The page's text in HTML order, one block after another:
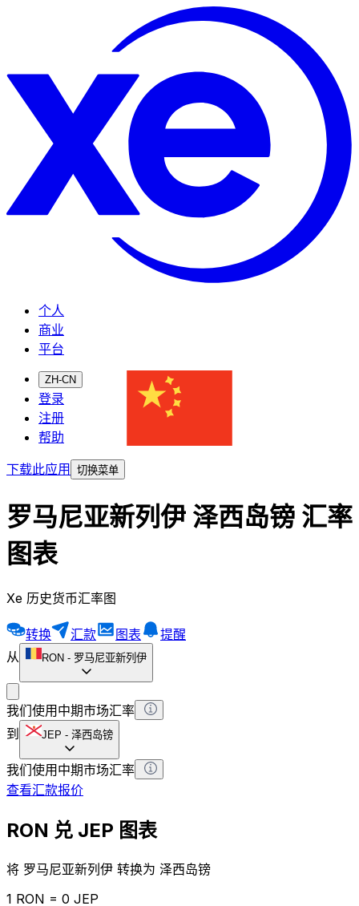
个人
商业
平台
ZH-CN
登录
注册
帮助
下载此应用
切换菜单
罗马尼亚新列伊 泽西岛镑 汇率
图表
Xe 历史货币汇率图
转换 汇款 图表
提醒
从
RON - 罗马尼亚新列伊
我们使用中期市场汇率
到
JEP - 泽西岛镑
我们使用中期市场汇率
查看汇款报价
RON 兑 JEP 图表
将 罗马尼亚新列伊 转换为 泽西岛镑
1 RON = 0 JEP